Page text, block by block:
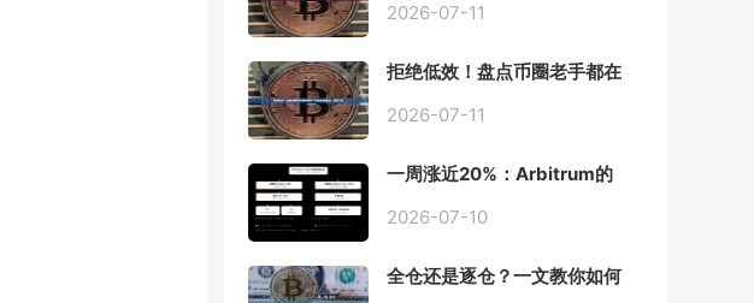
2026-07-11
拒绝低效！盘点币圈老手都在
具
2026-07-11
一周涨近20%：Arbitrum的
Chain一夜盘活
2026-07-10
全仓还是逐仓？一文教你如何